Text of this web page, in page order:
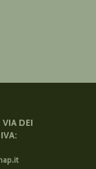
VIA DEI